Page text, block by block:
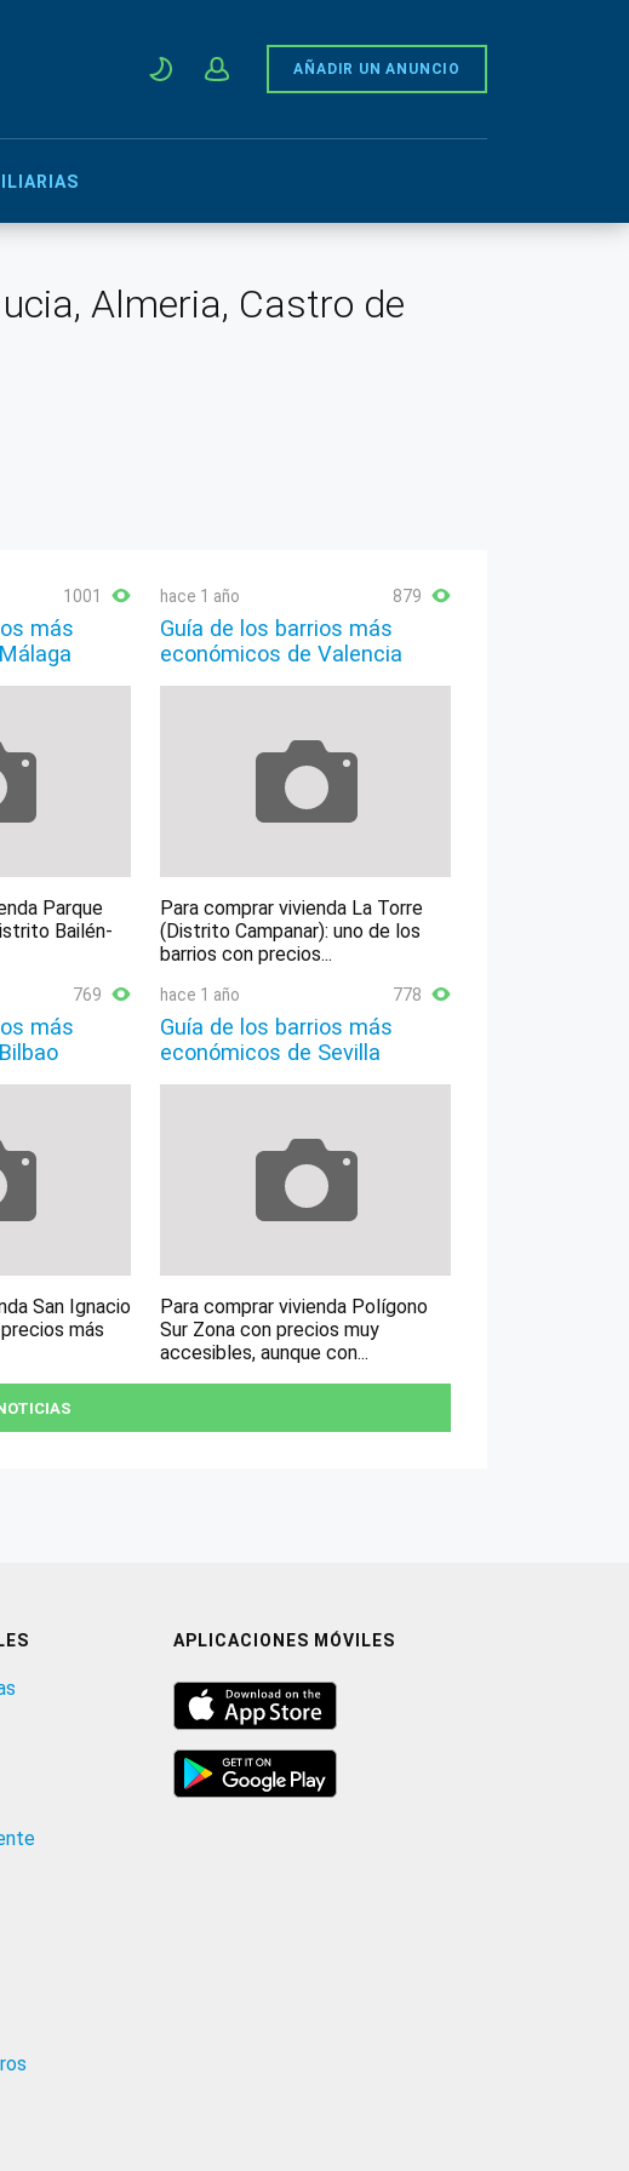
AÑADIR UN ANUNCIO
Almeria, Castro de
1001
más
Parque
Bailén-
hace 1 año 879
Guía de los barrios más
económicos de Valencia
Para comprar vivienda La Torre
(Distrito Campanar): uno de los
barrios con precios...
769
más
San Ignacio
más
hace 1 año 778
Guía de los barrios más
económicos de Sevilla
Para comprar vivienda Polígono
Sur Zona con precios muy
accesibles, aunque con...
APLICACIONES MÓVILES